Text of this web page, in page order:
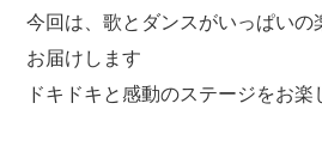
今回は、歌とダンスがいっぱい
お届けします
ドキドキと感動のステージをお楽